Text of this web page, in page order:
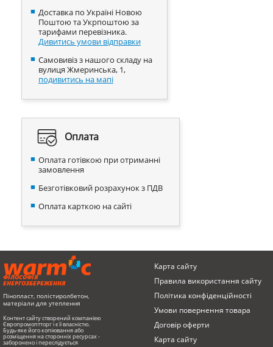
Доставка по Україні Новою
Поштою та Укрпоштою за
тарифами перевізника.
Дивитись умови відправки
Самовивіз з нашого складу на
вулиця Жмеринська, 1,
подивитись на мапі
Оплата
Оплата готівкою при отриманні
замовлення
Безготівковий розрахунок з ПДВ
Оплата карткою на сайті
ФІЛОСОФІЯ
ЕНЕРГОЗБЕРЕЖЕННЯ
Пінопласт, полістиролбетон,
матеріали для утеплення
Контент сайту створений компанією
Європромоптторг і є її власністю.
Будь-яке його копіювання або
розміщення на сторонніх ресурсах -
заборонено і переслідується
Карта сайту
Правила використання сайту
Політика конфіденційності
Умови повернення товарa
Договір оферти
Карта сайту